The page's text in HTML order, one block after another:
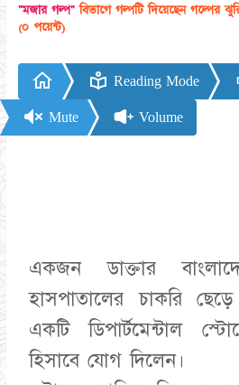
"মজার গল্প" বিভাগে গল্পটি দিয়েছেন গল্পের
(০ পয়েন্ট)
Reading Mode
Mute Volume
একজন ডাক্তার
হাসপাতালের চাকরি
একটি ডিপার্টমেন্টাল
হিসাবে যোগ দিলেন।